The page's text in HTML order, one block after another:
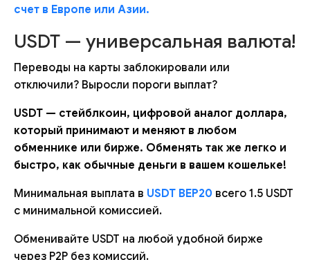
счет в Европе или Азии.
USDT — универсальная валюта!
Переводы на карты заблокировали или
отключили? Выросли пороги выплат?
USDT — стейблкоин, цифровой аналог доллара,
который принимают и меняют в любом
обменнике или бирже. Обменять так же легко и
быстро, как обычные деньги в вашем кошельке!
Минимальная выплата в USDT BEP20 всего 1.5 USDT
с минимальной комиссией.
Обменивайте USDT на любой удобной бирже
через P2P без комиссий.